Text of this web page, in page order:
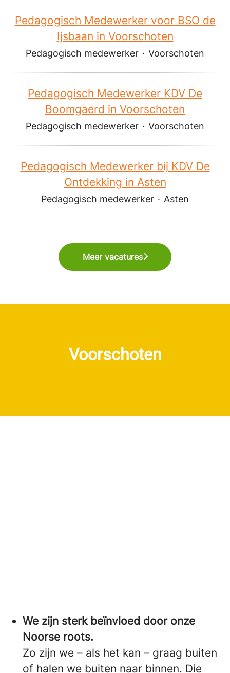
Pedagogisch Medewerker voor BSO de
Ijsbaan in Voorschoten
Pedagogisch medewerker · Voorschoten
Pedagogisch Medewerker KDV De
Boomgaerd in Voorschoten
Pedagogisch medewerker · Voorschoten
Pedagogisch Medewerker bij KDV De
Ontdekking in Asten
Pedagogisch medewerker · Asten
Meer vacatures
Voorschoten
We zijn sterk beïnvloed door onze
Noorse roots.
Zo zijn we – als het kan – graag buiten
of halen we buiten naar binnen. Die